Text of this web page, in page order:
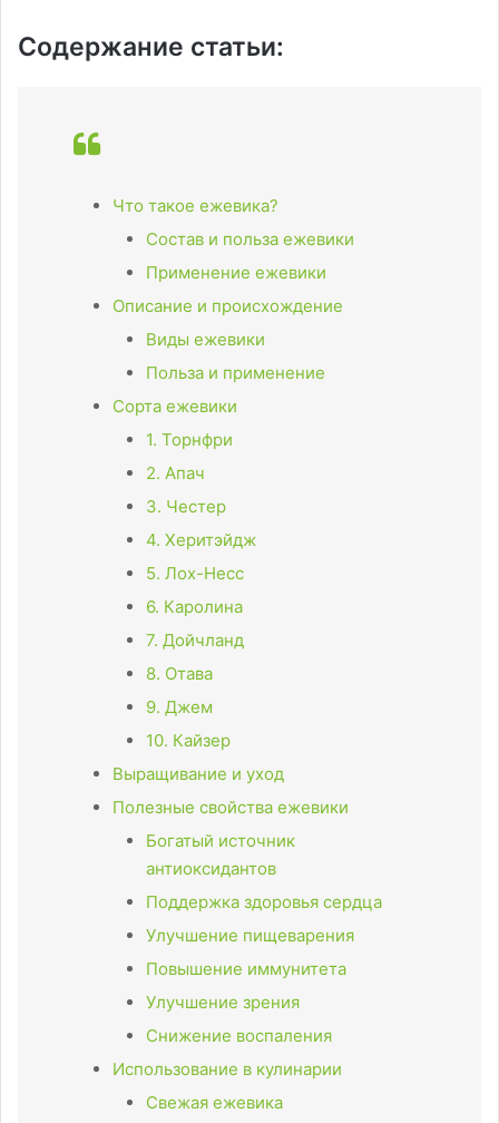
Содержание статьи:
Что такое ежевика?
Состав и польза ежевики
Применение ежевики
Описание и происхождение
Виды ежевики
Польза и применение
Сорта ежевики
1. Торнфри
2. Апач
3. Честер
4. Херитэйдж
5. Лох-Несс
6. Каролина
7. Дойчланд
8. Отава
9. Джем
10. Кайзер
Выращивание и уход
Полезные свойства ежевики
Богатый источник
антиоксидантов
Поддержка здоровья сердца
Улучшение пищеварения
Повышение иммунитета
Улучшение зрения
Снижение воспаления
Использование в кулинарии
Свежая ежевика